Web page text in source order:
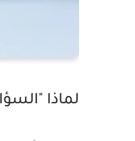
لماذا